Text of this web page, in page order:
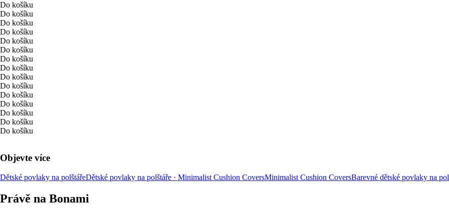
Do košíku
Do košíku
Do košíku
Do košíku
Do košíku
Do košíku
Do košíku
Do košíku
Do košíku
Do košíku
Do košíku
Do košíku
Do košíku
Do košíku
Do košíku
Objevte více
Dětské povlaky na polštářeDětské povlaky na polštáře · Minimalist Cushion CoversMinimalist Cushion CoversBarevné dětské povlaky na
Právě na Bonami